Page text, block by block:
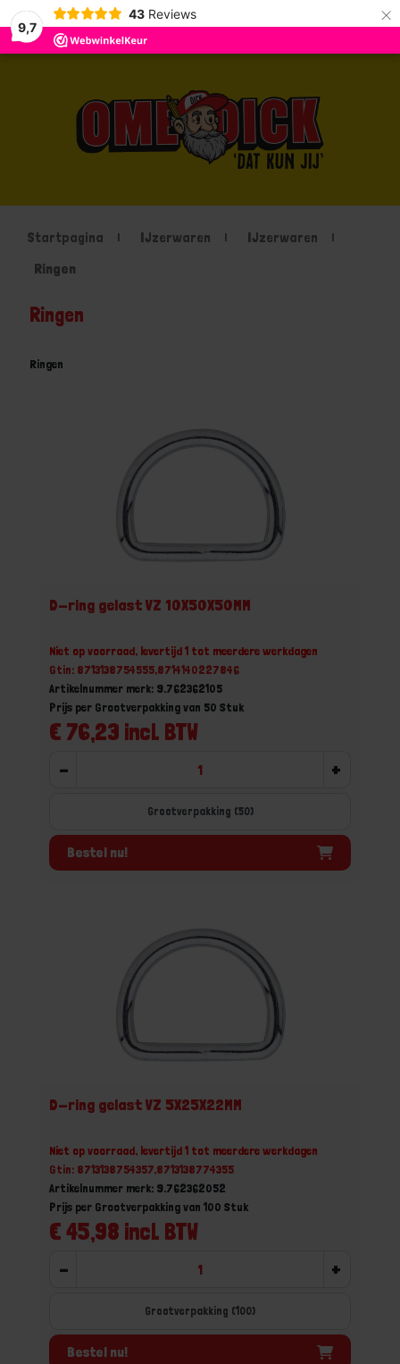
9,7
43 Reviews ×
Startpagina IJzerwaren
IJzerwaren
Ringen
Ringen
Ringen
D-ring gelast VZ 10X50X50MM
Niet op voorraad, levertijd 1 tot meerdere werkdagen
Gtin: 8713138754555,8714140227846
Artikelnummer merk: 9.762362105
€ 76,23 incl. BTW
Prijs per Grootverpakking van 50 Stuk
- +
Grootverpakking (50)
Bestel nu!
D-ring gelast VZ 5X25X22MM
Niet op voorraad, levertijd 1 tot meerdere werkdagen
Gtin: 8713138754357,8713138774355
Artikelnummer merk: 9.762362052
€ 45,98 incl. BTW
Prijs per Grootverpakking van 100 Stuk
- +
Grootverpakking (100)
Bestel nu!